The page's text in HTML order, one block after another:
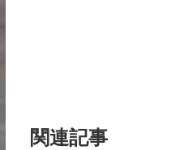
関連記事